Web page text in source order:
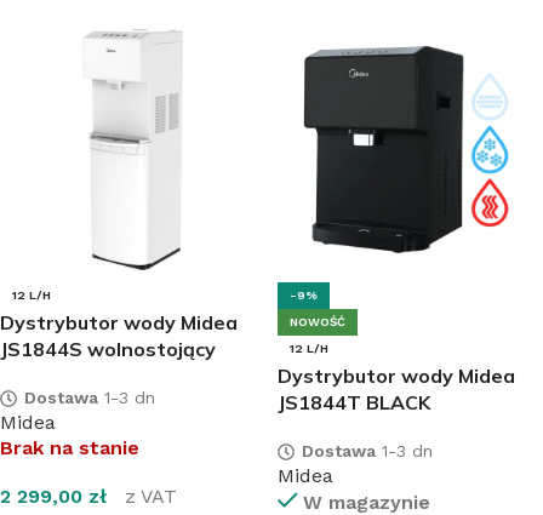
12 L/H
Dystrybutor wody Midea
JS1844S wolnostojący
Dostawa 1-3 dn
Midea
Brak na stanie
2 299,00 zł z VAT
-9%
NOWOŚĆ
12 L/H
Dystrybutor wody Midea
JS1844T BLACK
Dostawa 1-3 dn
Midea
W magazynie